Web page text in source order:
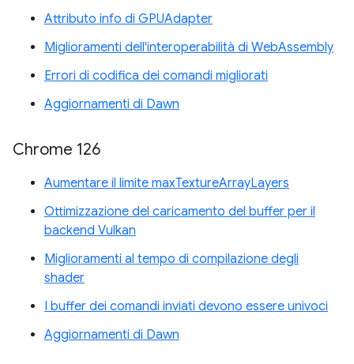
Attributo info di GPUAdapter
Miglioramenti dell'interoperabilità di WebAssembly
Errori di codifica dei comandi migliorati
Aggiornamenti di Dawn
Chrome 126
Aumentare il limite maxTextureArrayLayers
Ottimizzazione del caricamento del buffer per il
backend Vulkan
Miglioramenti al tempo di compilazione degli
shader
I buffer dei comandi inviati devono essere univoci
Aggiornamenti di Dawn